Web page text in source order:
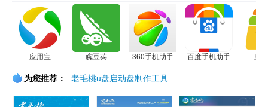
应用宝 豌豆荚 360手机助手 百度手机助手 应
为您推荐： 老毛桃u盘启动盘制作工具